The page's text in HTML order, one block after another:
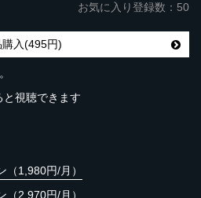
お気に入り登録数：50
購入(495円)
視聴できます
（1,980円/月）
（2,970円/月）